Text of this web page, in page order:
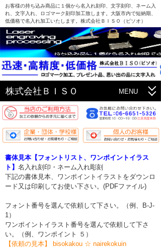
お客様の持ち込み商品に１個から名入れ刻印、文字刻印、ネーム入
れ、文字入れ、ロゴマーク刻印加工致します。大阪市内で短納期、
低価格で名入れ加工いたします。株式会社ＢＩＳＯ（ビソオ）
株式会社ＢＩＳＯ MENU
HOME
加工料金表
加工作品集
お支払方法
素材対応表
会社案内
書体見本【フォントリスト、ワンポイントイラス
ト】 名入れ刻印・ネーム入れ彫刻
下記の書体見本、ワンポイントイラストをダウンロ
ード又は印刷してお使い下さい。(PDFファイル)
フォント番号を選んで依頼して下さい。（例、B-J-
1）
ワンポイントイラスト番号を選んで依頼して下さ
い。（例、ワンポイント ５）
【依頼の見本】 bisokakou ☆ nairekokuin